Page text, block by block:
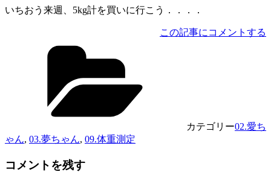
いちおう来週、5kg計を買いに行こう．．．．
この記事にコメントする
カテゴリー02.愛ち
ゃん, 03.夢ちゃん, 09.体重測定
コメントを残す